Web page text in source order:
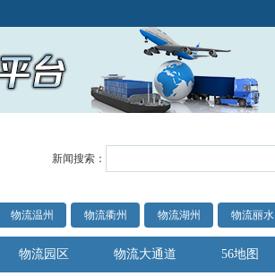
新闻搜索：
物流温州 物流衢州 物流湖州 物流丽水
物流园区 物流大通道 56地图